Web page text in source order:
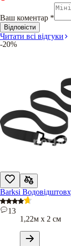
Ваш коментар *
Відповісти
Читати всі відгуки
-20%
Barksi
13
1,22м х 2 см